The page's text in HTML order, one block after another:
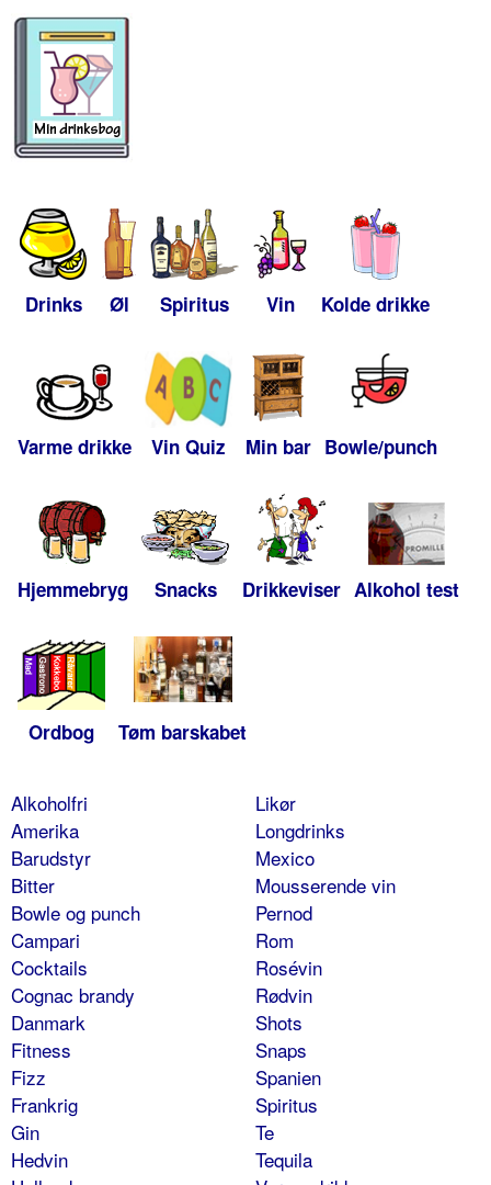
Drinks Øl Spiritus Vin Kolde drikke
Varme drikke Vin Quiz Min bar Bowle/punch
Hjemmebryg Snacks Drikkeviser Alkohol test
Ordbog Tøm barskabet
Alkoholfri
Amerika
Barudstyr
Bitter
Bowle og punch
Campari
Cocktails
Cognac brandy
Danmark
Fitness
Fizz
Frankrig
Gin
Hedvin
Likør
Longdrinks
Mexico
Mousserende vin
Pernod
Rom
Rosévin
Rødvin
Shots
Snaps
Spanien
Spiritus
Te
Tequila